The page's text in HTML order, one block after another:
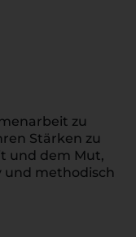
zu
Stärken zu
und dem Mut,
und methodisch